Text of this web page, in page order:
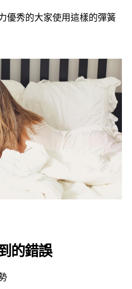
優秀的大家使用這樣的彈簧
的錯誤